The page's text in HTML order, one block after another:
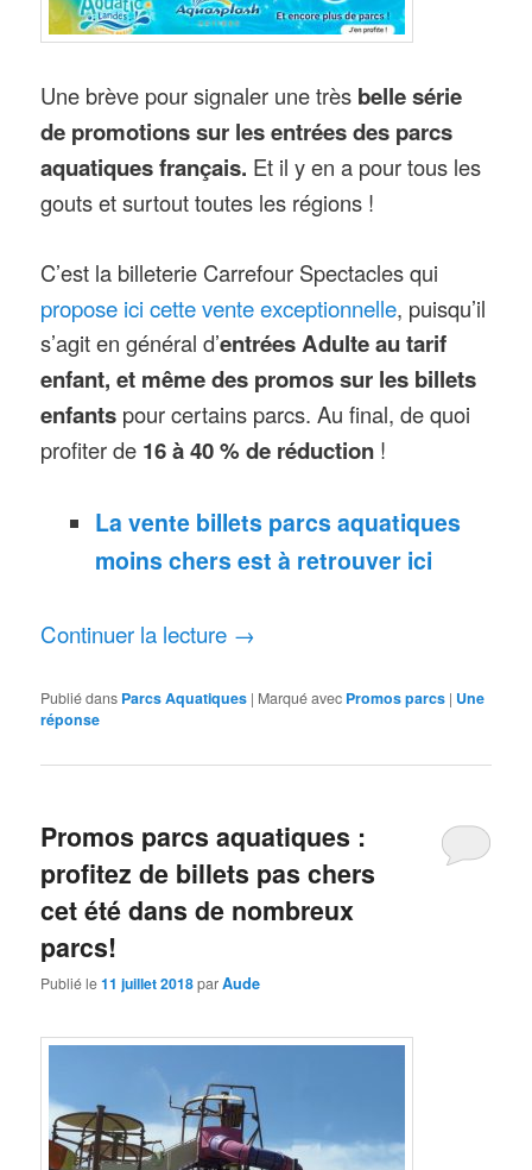
Une brève pour signaler une très belle série
de promotions sur les entrées des parcs
aquatiques français. Et il y en a pour tous les
gouts et surtout toutes les régions !
C’est la billeterie Carrefour Spectacles qui
propose ici cette vente exceptionnelle, puisqu’il
s’agit en général d’entrées Adulte au tarif
enfant, et même des promos sur les billets
enfants pour certains parcs. Au final, de quoi
profiter de 16 à 40 % de réduction !
La vente billets parcs aquatiques
moins chers est à retrouver ici
Continuer la lecture →
Publié dans Parcs Aquatiques | Marqué avec Promos parcs | Une
réponse
Promos parcs aquatiques :
profitez de billets pas chers
cet été dans de nombreux
parcs!
Publié le11 juillet 2018parAude